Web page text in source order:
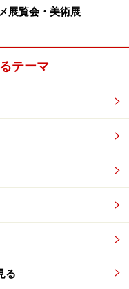
展覧会・美術展
テーマ
る